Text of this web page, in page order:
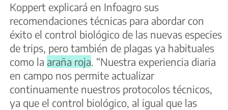
Koppert explicará en Infoagro sus
recomendaciones técnicas para abordar con
éxito el control biológico de las nuevas especies
de trips, pero también de plagas ya habituales
como la araña roja. “Nuestra experiencia diaria
en campo nos permite actualizar
continuamente nuestros protocolos técnicos,
ya que el control biológico, al igual que las